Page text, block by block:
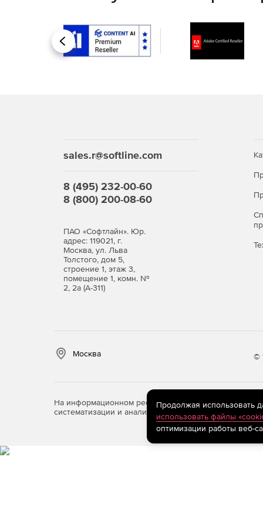
промышленного назначения.
Механика. Инструменты инженера-
изделий различной сложности и
Назад
sales.r@softline.com
8 (495) 232-00-60
8 (800) 200-08-60
ПАО «Софтлайн». Юр.
адрес: 119021, г.
Москва, ул. Льва
Толстого, дом 5,
строение 1, этаж 3,
помещение 1, комн. №
2, 2а (А-311)
Москва ©
На информационном ресурсе store.softline.ru
систематизации и анализа сведений, относящихся
Продолжая использовать
использовать файлы
оптимизации работы веб-